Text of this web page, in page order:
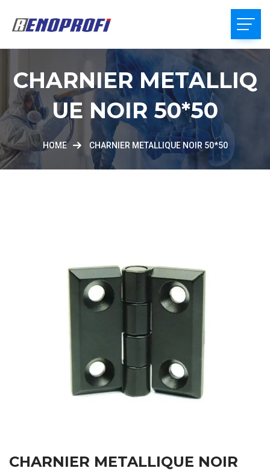
CHARNIER METALLIQ
UE NOIR 50*50
HOME CHARNIER METALLIQUE NOIR 50*50
CHARNIER METALLIQUE NOIR